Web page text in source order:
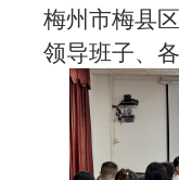
梅州市梅县
领导班子、